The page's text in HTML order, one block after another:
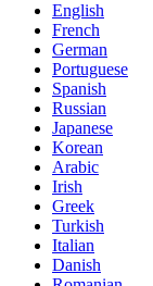
English
French
German
Portuguese
Spanish
Russian
Japanese
Korean
Arabic
Irish
Greek
Turkish
Italian
Danish